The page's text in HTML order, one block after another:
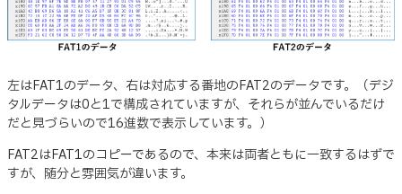
左はFAT1のデータ、右は対応する番地のFAT2のデータです。（デジ
タルデータは0と1で構成されていますが、それらが並んでいるだけ
だと見づらいので16進数で表示しています。）
FAT2はFAT1のコピーであるので、本来は両者ともに一致するはずで
すが、随分と雰囲気が違います。